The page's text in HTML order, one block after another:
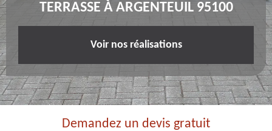
TERRASSE À ARGENTEUIL 95100
Voir nos réalisations
Demandez un devis gratuit